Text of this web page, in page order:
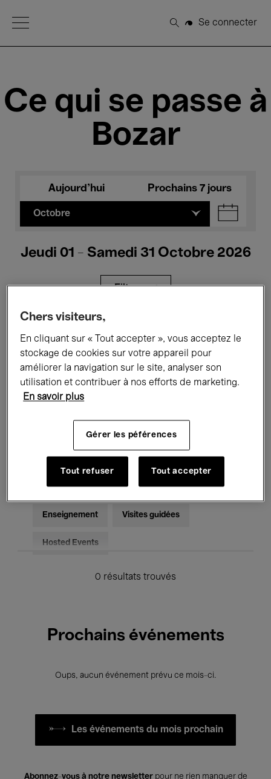
Open Menu
Rechercher
Se connecter
Ce qui se passe à
Bozar
Aujourd'hui Prochains 7 jours
Octobre
Jeudi 01 - Samedi 31 Octobre 2026
Filtres
Expositions Films Performances
Rencontres & Débats Jazz
Musique électronique
Pour tous Kids’ Palace
Enseignement Visites guidées
Hosted Events
0 résultats trouvés
Prochains événements
Oups, aucun événement prévu ce mois-ci.
Les événements du mois prochain
Abonnez-vous à notre newsletterpour ne rien manquer de
Chers visiteurs,
En cliquant sur « Tout accepter », vous acceptez le
stockage de cookies sur votre appareil pour
améliorer la navigation sur le site, analyser son
utilisation et contribuer à nos efforts de marketing.
En savoir plus
Gérer les péférences
Tout refuser Tout accepter